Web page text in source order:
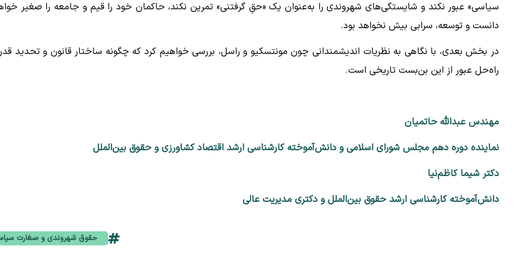
سیاسی» عبور نکند و شایستگی‌های شهروندی را به‌عنوان یک «حقِ گرفتنی» تمرین نکند، حاکمان خود را قیم و جامعه را صغیر
دانست و توسعه، سرابی بیش نخواهد بود.
در بخش بعدی، با نگاهی به نظریات اندیشمندانی چون مونتسکیو و راسل، بررسی خواهیم کرد که چگونه ساختار قانون و تحدید
راه‌حل عبور از این بن‌بست تاریخی است.
مهندس عبدالله حاتمیان
نماینده دوره دهم مجلس شورای اسلامی و دانش‌آموخته کارشناسی ارشد اقتصاد کشاورزی و حقوق بین‌الملل
دکتر شیما کاظم‌نیا
دانش‌آموخته کارشناسی ارشد حقوق بین‌الملل و دکتری مدیریت عالی
حقوق شهروندی و صغارت